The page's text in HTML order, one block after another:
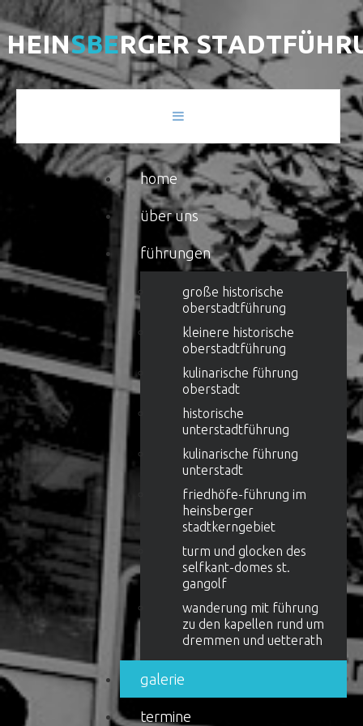
HEINSBERGER STADTFÜHR
home
über uns
führungen
große historische
oberstadtführung
kleinere historische
oberstadtführung
kulinarische führung
oberstadt
historische
unterstadtführung
kulinarische führung
unterstadt
friedhöfe-führung im
heinsberger
stadtkerngebiet
turm und glocken des
selfkant-domes st.
gangolf
wanderung mit führung
zu den kapellen rund um
dremmen und uetterath
galerie
termine